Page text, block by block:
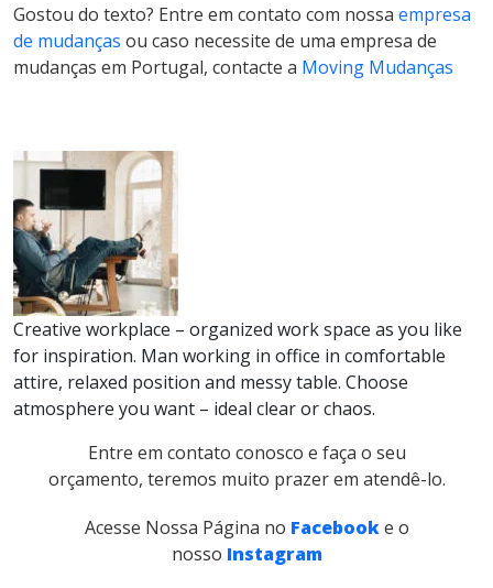
Gostou do texto? Entre em contato com nossa empresa
de mudanças ou caso necessite de uma empresa de
mudanças em Portugal, contacte a Moving Mudanças
Creative workplace – organized work space as you like
for inspiration. Man working in office in comfortable
attire, relaxed position and messy table. Choose
atmosphere you want – ideal clear or chaos.
Entre em contato conosco e faça o seu
orçamento, teremos muito prazer em atendê-lo.
Acesse Nossa Página no Facebooke o
nosso Instagram